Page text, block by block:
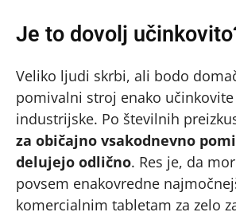
Je to dovolj
Veliko ljudi skrbi, ali bodo
pomivalni stroj enako
industrijske. Po številnih
za običajno vsakodnevno
delujejo odlično. Res je, da
povsem enakovredne
komercialnim tabletam za zelo